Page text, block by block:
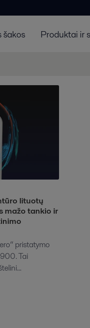
šakos Produktai ir
lituotų
mažo tankio ir
pristatymo
Tai